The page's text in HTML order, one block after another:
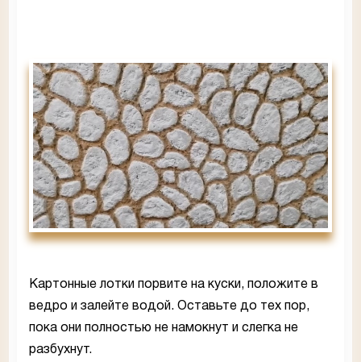
Картонные лотки порвите на куски, положите в
ведро и залейте водой. Оставьте до тех пор,
пока они полностью не намокнут и слегка не
разбухнут.